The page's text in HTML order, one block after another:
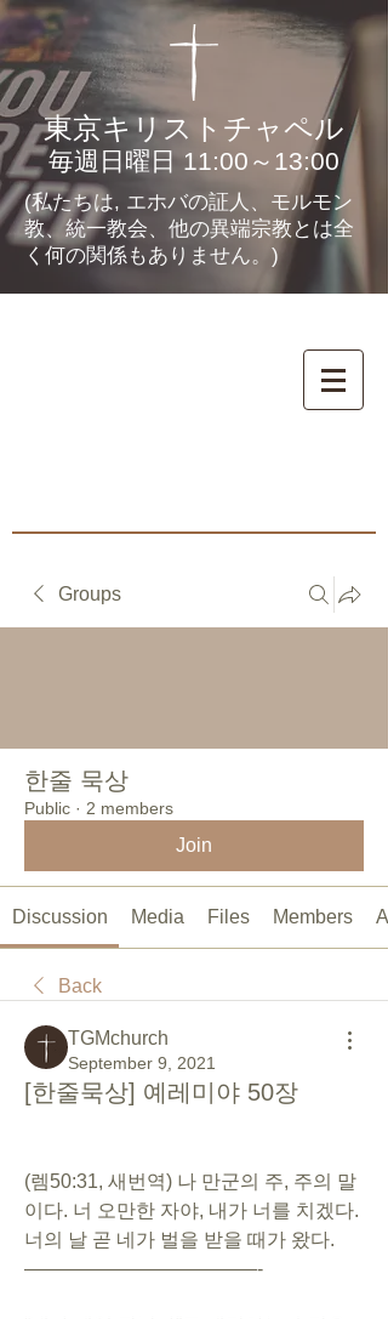
東京キリストチャペル
毎週日曜日 11:00～13:00
(私たちは, エホバの証人、モルモン
教、統一教会、他の異端宗教とは全
く何の関係もありません。)
Groups
한줄 묵상
Public · 2 members
Join
Discussion Media Files Members
Back
TGMchurch
September 9, 2021
[한줄묵상] 예레미야 50장
(렘50:31, 새번역) 나 만군의 주, 주의 말
이다. 너 오만한 자야, 내가 너를 치겠다.
너의 날 곧 네가 벌을 받을 때가 왔다.
————————————-